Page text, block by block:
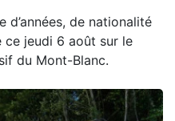
d’années, de nationalité
ce jeudi 6 août sur le
du Mont-Blanc.